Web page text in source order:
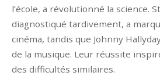
l’école, a révolutionné la science.
diagnostiqué tardivement, a
cinéma, tandis que Johnny
de la musique. Leur réussite
des difficultés similaires.